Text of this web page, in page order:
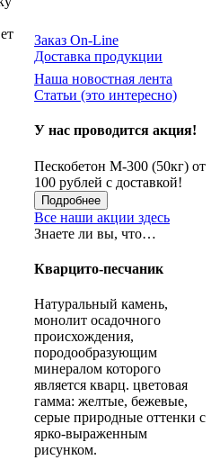
Заказ On-Line
Доставка продукции
Наша новостная лента
Статьи (это интересно)
У нас проводится акция!
Пескобетон М-300 (50кг) от
100 рублей с доставкой!
Подробнее
Все наши акции здесь
Знаете ли вы, что…
Кварцито-песчаник
Натуральный камень,
монолит осадочного
происхождения,
породообразующим
минералом которого
является кварц. цветовая
гамма: желтые, бежевые,
серые природные оттенки с
ярко-выраженным
рисунком.